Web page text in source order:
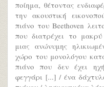
ποίημα, θέτοντας
την ακουστική
πιάνο του Beethoven
που διατρέχει το
μιας ανώνυμης
χώρο του μονολόγου
πιάνο που δεν έχει
φεγγάρι [...] / ένα